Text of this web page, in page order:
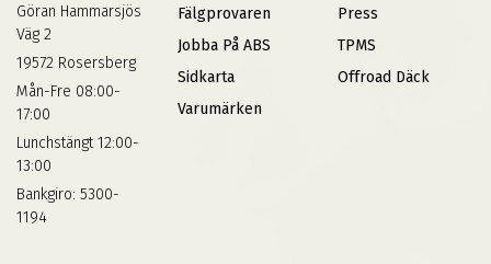
Göran Hammarsjös
Väg 2
19572 Rosersberg
Mån-Fre 08:00-
17:00
Lunchstängt 12:00-
13:00
Bankgiro: 5300-
1194
Fälgprovaren
Jobba På ABS
Sidkarta
Varumärken
Press
TPMS
Offroad Däck